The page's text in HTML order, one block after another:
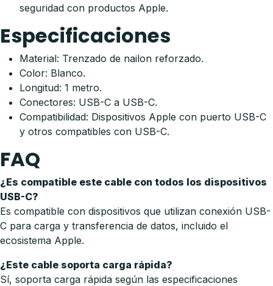
seguridad con productos Apple.
Especificaciones
Material: Trenzado de nailon reforzado.
Color: Blanco.
Longitud: 1 metro.
Conectores: USB-C a USB-C.
Compatibilidad: Dispositivos Apple con puerto USB-C
y otros compatibles con USB-C.
FAQ
¿Es compatible este cable con todos los dispositivos
USB-C?
Es compatible con dispositivos que utilizan conexión USB-
C para carga y transferencia de datos, incluido el
ecosistema Apple.
¿Este cable soporta carga rápida?
Sí, soporta carga rápida según las especificaciones